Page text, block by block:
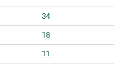
34
18
11